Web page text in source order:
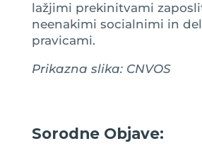
lažjimi prekinitvami
neenakimi socialnimi in
pravicami.
Prikazna slika: CNVOS
Sorodne Objave: